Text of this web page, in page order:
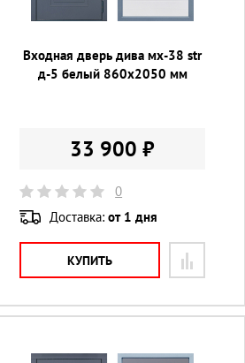
Входная дверь дива мх-38 str
д-5 белый 860х2050 мм
33 900 ₽
0
Доставка:от 1 дня
КУПИТЬ